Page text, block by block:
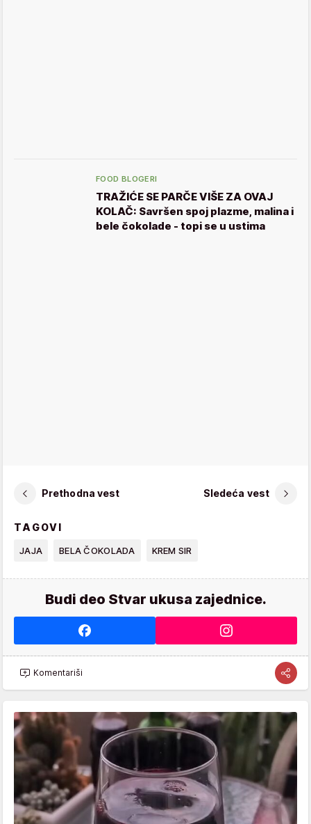
FOOD BLOGERI
TRAŽIĆE SE PARČE VIŠE ZA OVAJ
KOLAČ: Savršen spoj plazme, malina i
bele čokolade - topi se u ustima
Prethodna vest Sledeća vest
TAGOVI
JAJA BELA ČOKOLADA KREM SIR
Budi deo Stvar ukusa zajednice.
Komentariši